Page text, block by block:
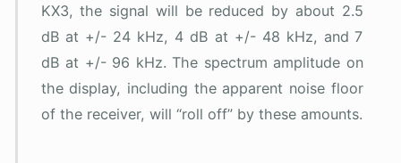
KX3, the signal will be reduced by about 2.5
dB at +/- 24 kHz, 4 dB at +/- 48 kHz, and 7
dB at +/- 96 kHz. The spectrum amplitude on
the display, including the apparent noise floor
of the receiver, will “roll off” by these amounts.